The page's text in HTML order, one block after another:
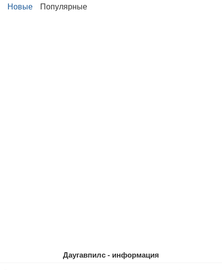
Новые Популярные
Даугавпилс - информация